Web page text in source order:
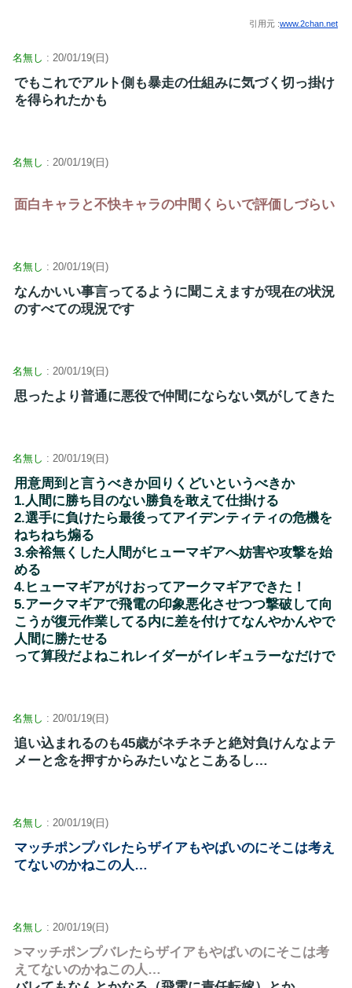
引用元 :www.2chan.net
名無し : 20/01/19(日)
でもこれでアルト側も暴走の仕組みに気づく切っ掛け
を得られたかも
名無し : 20/01/19(日)
面白キャラと不快キャラの中間くらいで評価しづらい
名無し : 20/01/19(日)
なんかいい事言ってるように聞こえますが現在の状況
のすべての現況です
名無し : 20/01/19(日)
思ったより普通に悪役で仲間にならない気がしてきた
名無し : 20/01/19(日)
用意周到と言うべきか回りくどいというべきか
1.人間に勝ち目のない勝負を敢えて仕掛ける
2.選手に負けたら最後ってアイデンティティの危機を
ねちねち煽る
3.余裕無くした人間がヒューマギアへ妨害や攻撃を始
める
4.ヒューマギアがけおってアークマギアできた！
5.アークマギアで飛電の印象悪化させつつ撃破して向
こうが復元作業してる内に差を付けてなんやかんやで
人間に勝たせる
って算段だよねこれレイダーがイレギュラーなだけで
名無し : 20/01/19(日)
追い込まれるのも45歳がネチネチと絶対負けんなよテ
メーと念を押すからみたいなとこあるし…
名無し : 20/01/19(日)
マッチポンプバレたらザイアもやばいのにそこは考え
てないのかねこの人…
名無し : 20/01/19(日)
>マッチポンプバレたらザイアもやばいのにそこは考
えてないのかねこの人…